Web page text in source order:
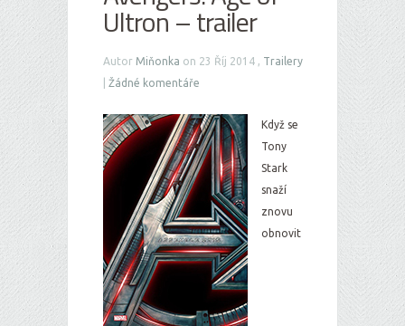
Ultron – trailer
Autor Miňonka on 23 Říj 2014 , Trailery
Žádné komentáře
Když se
Tony
Stark
snaží
znovu
obnovit